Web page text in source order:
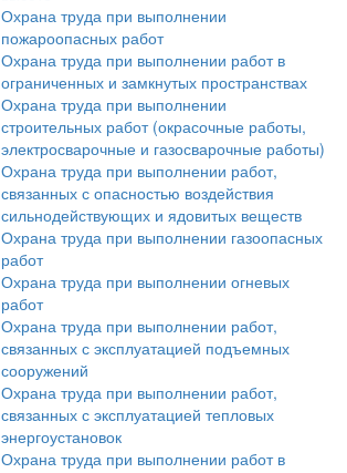
Охрана труда при выполнении
пожароопасных работ
Охрана труда при выполнении работ в
ограниченных и замкнутых пространствах
Охрана труда при выполнении
строительных работ (окрасочные работы,
электросварочные и газосварочные работы)
Охрана труда при выполнении работ,
связанных с опасностью воздействия
сильнодействующих и ядовитых веществ
Охрана труда при выполнении газоопасных
работ
Охрана труда при выполнении огневых
работ
Охрана труда при выполнении работ,
связанных с эксплуатацией подъемных
сооружений
Охрана труда при выполнении работ,
связанных с эксплуатацией тепловых
энергоустановок
Охрана труда при выполнении работ в